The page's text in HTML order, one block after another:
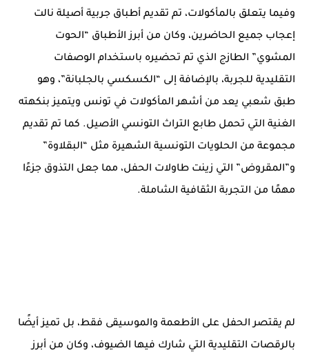
وفيما يتعلق بالمأكولات، تم تقديم أطباق جربية أصيلة نالت
إعجاب جميع الحاضرين، وكان من أبرز الأطباق “الحوت
المشوي” الطازج الذي تم تحضيره باستخدام الوصفات
التقليدية للجربة، بالإضافة إلى “الكسكسي بالجلبانة”، وهو
طبق شعبي يعد من أشهر المأكولات في تونس ويتميز بنكهته
الغنية التي تحمل طابع التراث التونسي الأصيل. كما تم تقديم
مجموعة من الحلويات التونسية الشهيرة مثل “البقلاوة”
و”المقروض” التي زينت طاولات الحفل، مما جعل التذوق جزءًا
مهمًا من التجربة الثقافية الشاملة.
لم يقتصر الحفل على الأطعمة والموسيقى فقط، بل تميز أيضًا
بالرقصات التقليدية التي شارك فيها الضيوف، وكان من أبرز